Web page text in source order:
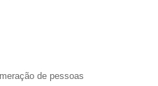
de pessoas